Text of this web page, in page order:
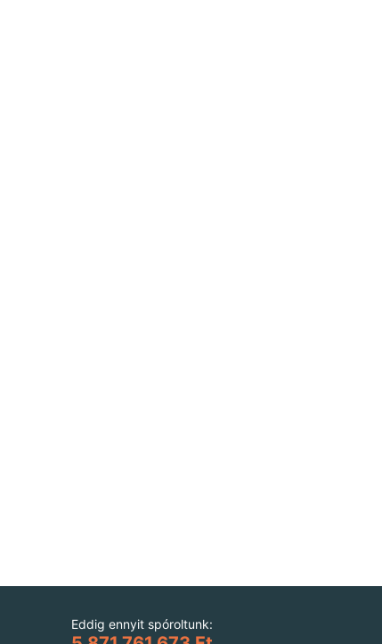
Eddig ennyit spóroltunk: